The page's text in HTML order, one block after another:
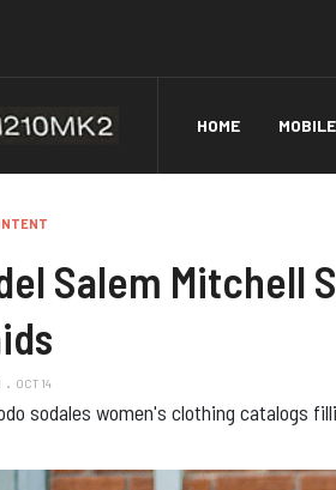
HOME MOBILE
Salem Mitchell
OCT 14
sodales women's clothing catalogs